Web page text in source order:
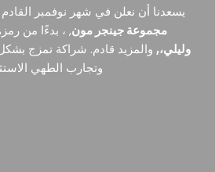
يسعدنا أن نعلن في شهر نوفمبر
مجموعة جينجر مون, ، بدءًا من
وليلي،, والمزيد قادم. شراكة تمزج
وتجارب الطهي